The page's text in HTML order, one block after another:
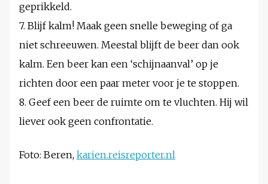
geprikkeld.
7. Blijf kalm! Maak geen snelle beweging of ga
niet schreeuwen. Meestal blijft de beer dan ook
kalm. Een beer kan een ‘schijnaanval’ op je
richten door een paar meter voor je te stoppen.
8. Geef een beer de ruimte om te vluchten. Hij wil
liever ook geen confrontatie.
Foto: Beren, karien.reisreporter.nl